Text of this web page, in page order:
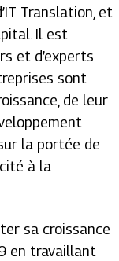
Translation, et
Il est
et d’experts
sont
de leur
la portée de
à la
sa croissance
en travaillant